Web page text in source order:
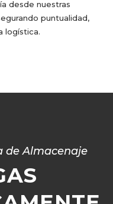
desde nuestras
puntualidad,
logística.
de Almacenaje